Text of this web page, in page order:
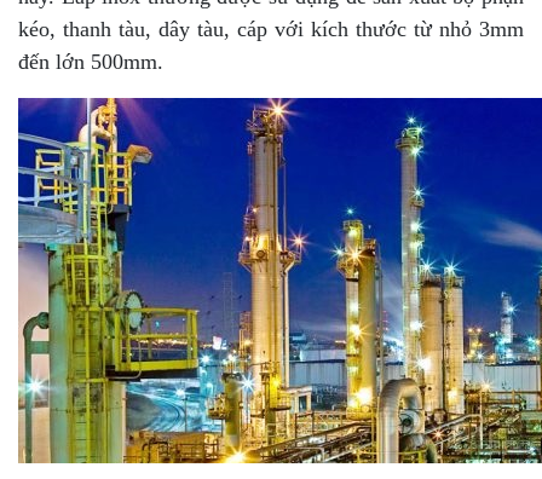
kéo, thanh tàu, dây tàu, cáp với kích thước từ nhỏ 3mm
đến lớn 500mm.